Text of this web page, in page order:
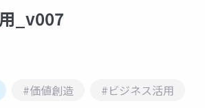
_v007
#価値創造
#ビジネス活用